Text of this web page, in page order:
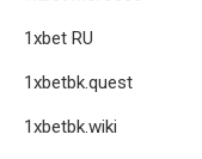
1xbet RU
1xbetbk.quest
1xbetbk.wiki